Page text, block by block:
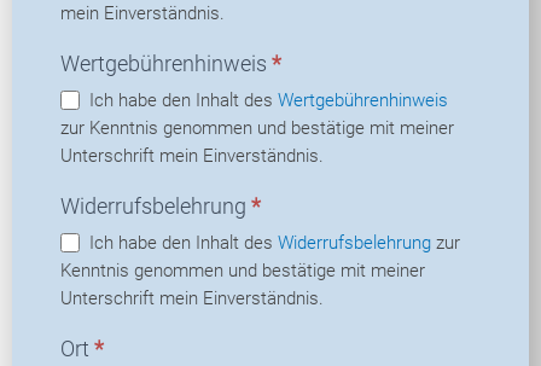
mein Einverständnis.
Wertgebührenhinweis *
Ich habe den Inhalt des Wertgebührenhinweis
zur Kenntnis genommen und bestätige mit meiner
Unterschrift mein Einverständnis.
Widerrufsbelehrung *
Ich habe den Inhalt des Widerrufsbelehrung
Kenntnis genommen und bestätige mit meiner
Unterschrift mein Einverständnis.
Ort *